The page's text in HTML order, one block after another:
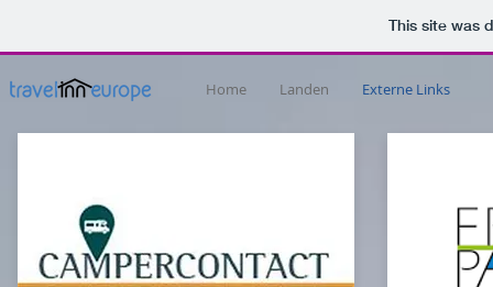
This site was
Home Landen Externe Links